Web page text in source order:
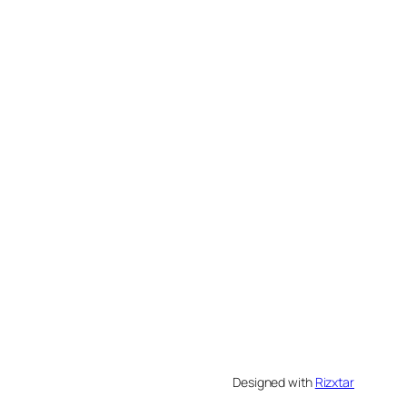
Designed with Rizxtar